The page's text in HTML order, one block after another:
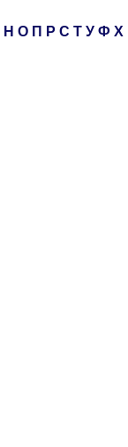
Н О П Р С Т У Ф Х